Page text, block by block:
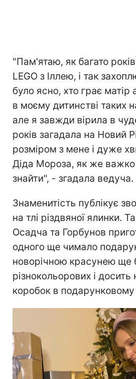
"Пам'ятаю, як багато
LEGO з Іллею, і так
було ясно, хто грає матір
в моєму дитинстві таких
але я завжди вірила в
років загадала на Новий
розміром з мене і дуже
Діда Мороза, як же
знайти", - згадала ведуча.
Знаменитість публікує
на тлі різдвяної ялинки.
Осадча та Горбунов
одного ще чимало
новорічною красунею ще
різнокольорових і
коробок в подарунковому